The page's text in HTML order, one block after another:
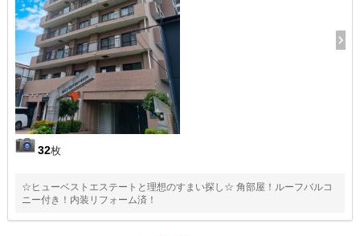
32枚
☆ヒューベストエステートと理想のすまい探し☆ 角部屋！ルーフバルコ
ニー付き！内装リフォーム済！